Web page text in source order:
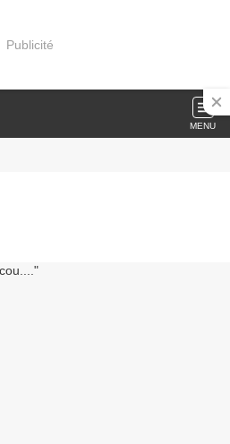
Publicité
MENU